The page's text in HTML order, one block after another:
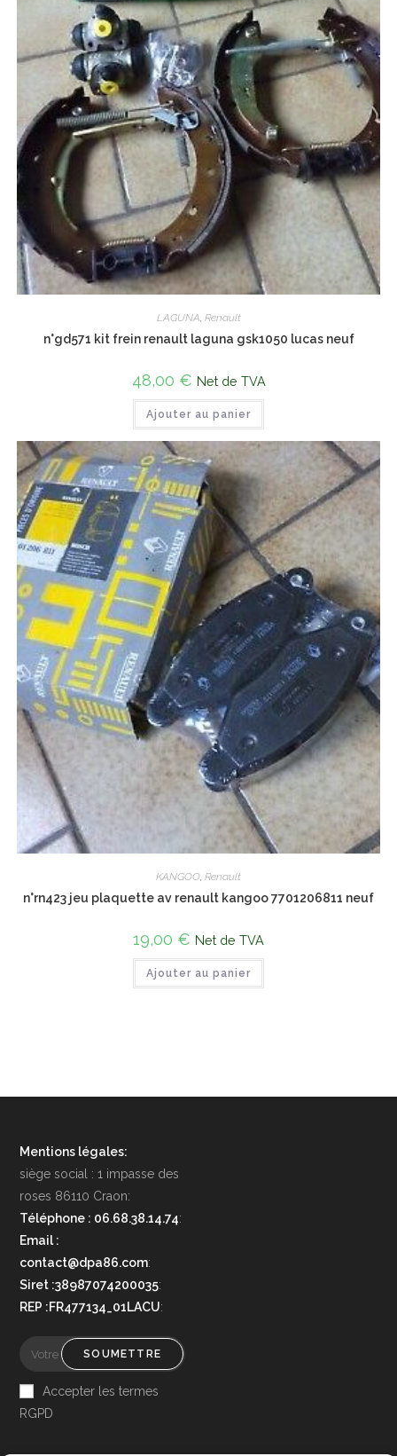
LAGUNA, Renault
n°gd571 kit frein renault laguna gsk1050 lucas neuf
48,00 € Net de TVA
Ajouter au panier
KANGOO Renault
n°rn423 jeu plaquette av renault kangoo 7701206811 neuf
19,00 € Net de TVA
Ajouter au panier
Mentions légales:
siège social : 1 impasse des
roses 86110 Craon:
Téléphone : 06.68.38.14.74:
Email :
contact@dpa86.com:
Siret :38987074200035:
REP :FR477134_01LACU:
SOUMETTRE
Accepter les termes
RGPD